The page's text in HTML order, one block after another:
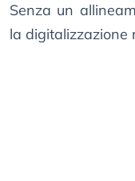
Senza un
la digitalizzazione